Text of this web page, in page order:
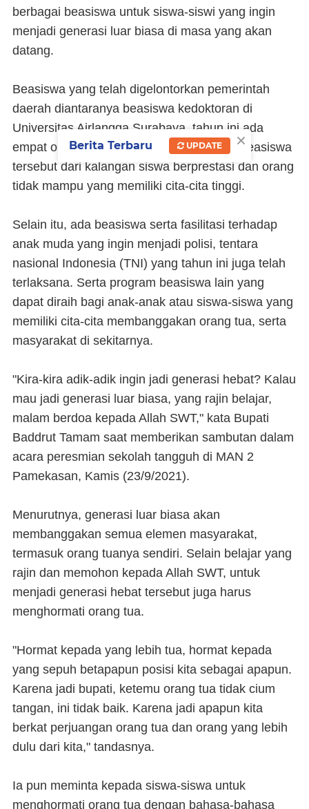
berbagai beasiswa untuk siswa-siswi yang ingin
menjadi generasi luar biasa di masa yang akan
datang.
Beasiswa yang telah digelontorkan pemerintah
daerah diantaranya beasiswa kedoktoran di
Universitas Airlangga Surabaya, tahun ini ada
empat orang mahasiswa yang mendapat beasiswa
tersebut dari kalangan siswa berprestasi dan orang
tidak mampu yang memiliki cita-cita tinggi.
Selain itu, ada beasiswa serta fasilitasi terhadap
anak muda yang ingin menjadi polisi, tentara
nasional Indonesia (TNI) yang tahun ini juga telah
terlaksana. Serta program beasiswa lain yang
dapat diraih bagi anak-anak atau siswa-siswa yang
memiliki cita-cita membanggakan orang tua, serta
masyarakat di sekitarnya.
"Kira-kira adik-adik ingin jadi generasi hebat? Kalau
mau jadi generasi luar biasa, yang rajin belajar,
malam berdoa kepada Allah SWT," kata Bupati
Baddrut Tamam saat memberikan sambutan dalam
acara peresmian sekolah tangguh di MAN 2
Pamekasan, Kamis (23/9/2021).
Menurutnya, generasi luar biasa akan
membanggakan semua elemen masyarakat,
termasuk orang tuanya sendiri. Selain belajar yang
rajin dan memohon kepada Allah SWT, untuk
menjadi generasi hebat tersebut juga harus
menghormati orang tua.
"Hormat kepada yang lebih tua, hormat kepada
yang sepuh betapapun posisi kita sebagai apapun.
Karena jadi bupati, ketemu orang tua tidak cium
tangan, ini tidak baik. Karena jadi apapun kita
berkat perjuangan orang tua dan orang yang lebih
dulu dari kita," tandasnya.
Ia pun meminta kepada siswa-siswa untuk
menghormati orang tua dengan bahasa-bahasa
×
Berita Terbaru UPDATE